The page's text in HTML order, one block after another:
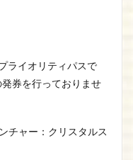
ライオリティパスで
券を行っておりませ
チャー：クリスタルス